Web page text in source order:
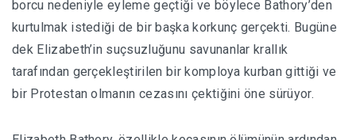
borcu nedeniyle eyleme geçtiği ve böylece Bathory’den
kurtulmak istediği de bir başka korkunç gerçekti. Bugüne
dek Elizabeth’in suçsuzluğunu savunanlar krallık
tarafından gerçekleştirilen bir komploya kurban gittiği ve
bir Protestan olmanın cezasını çektiğini öne sürüyor.